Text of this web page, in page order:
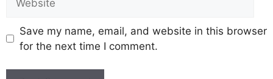
Save my name, email, and website in this browser
for the next time I comment.